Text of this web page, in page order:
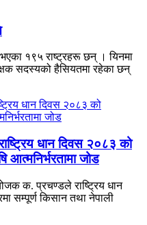
१९५ राष्ट्रहरू छन् । यिनमा
सदस्यको हैसियतमा रहेका छन्
धान दिवस २०८३ को
आत्मनिर्भरतामा जोड
क. प्रचण्डले राष्ट्रिय धान
सम्पूर्ण किसान तथा नेपाली